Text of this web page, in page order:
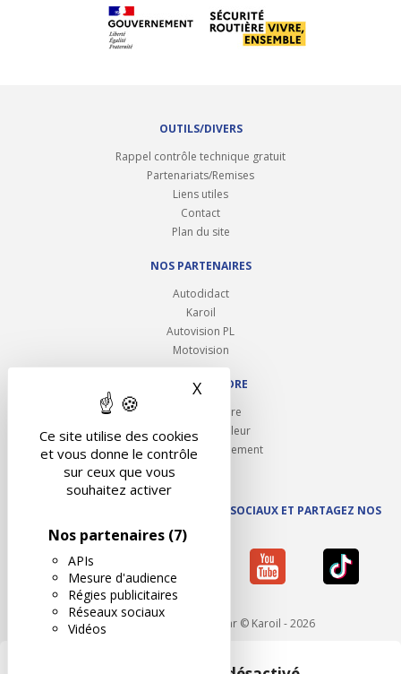
Ce site utilise des cookies
et vous donne le contrôle
sur ceux que vous
souhaitez activer
Nos partenaires (7)
APIs
Mesure d'audience
Régies publicitaires
Réseaux sociaux
Vidéos
X Masquer le bandeau des
OUTILS/DIVERS
Rappel contrôle technique gratuit
Partenariats/Remises
Liens utiles
Contact
Plan du site
NOS PARTENAIRES
Autodidact
Karoil
Autovision PL
Motovision
NOUS REJOINDRE
Ouvrir un centre
Devenez contrôleur
Carrières et recrutement
SUIVEZ AUTOVISION SUR LES RÉSEAUX SOCIAUX ET PARTAGEZ NOS
ACTUS
Mentions légales - Réalisé par © Karoil - 2026